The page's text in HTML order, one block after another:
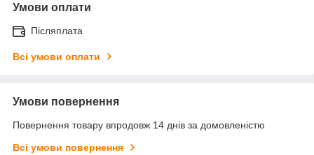
Умови оплати
Післяплата
Всі умови оплати
Умови повернення
Повернення товару впродовж 14 днів за домовленістю
Всі умови повернення